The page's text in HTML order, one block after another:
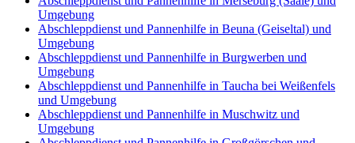
Umgebung
Abschleppdienst und Pannenhilfe in Beuna (Geiseltal) und
Umgebung
Abschleppdienst und Pannenhilfe in Burgwerben und
Umgebung
Abschleppdienst und Pannenhilfe in Taucha bei Weißenfels
und Umgebung
Abschleppdienst und Pannenhilfe in Muschwitz und
Umgebung